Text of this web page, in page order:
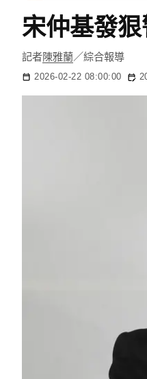
宋仲基發
記者陳雅蘭／綜合報導
2026-02-22 08:00:00